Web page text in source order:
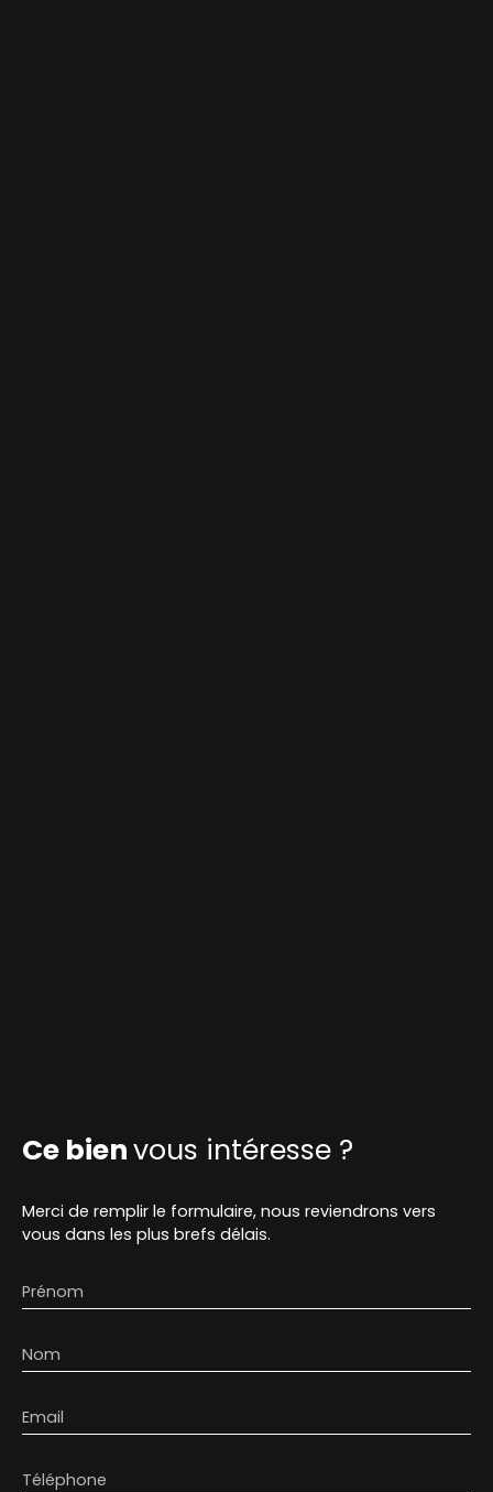
Ce bienvous intéresse ?
Merci de remplir le formulaire, nous reviendrons vers
vous dans les plus brefs délais.
Prénom
Nom
Email
Téléphone